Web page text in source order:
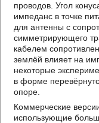
проводов. Угол
импеданс в точке
для антенны с
симметрирующего
кабелем
землёй влияет на
некоторые
в форме
опоре.
Коммерческие
использующие